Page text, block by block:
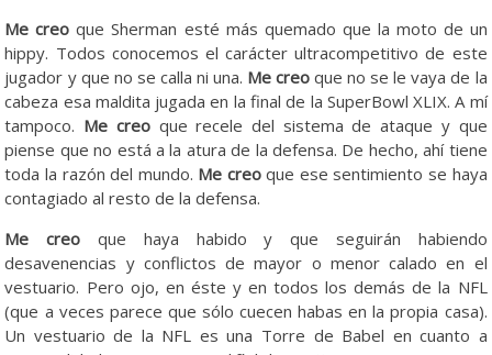
Me creo que Sherman esté más quemado que la moto de un
hippy. Todos conocemos el carácter ultracompetitivo de este
jugador y que no se calla ni una. Me creo que no se le vaya de la
cabeza esa maldita jugada en la final de la SuperBowl XLIX. A mí
tampoco. Me creoque recele del sistema de ataque y que
piense que no está a la atura de la defensa. De hecho, ahí tiene
toda la razón del mundo. Me creoque ese sentimiento se haya
contagiado al resto de la defensa.
Me creo que haya habido y que seguirán habiendo
desavenencias y conflictos de mayor o menor calado en el
vestuario. Pero ojo, en éste y en todos los demás de la NFL
(que a veces parece que sólo cuecen habas en la propia casa).
Un vestuario de la NFL es una Torre de Babel en cuanto a